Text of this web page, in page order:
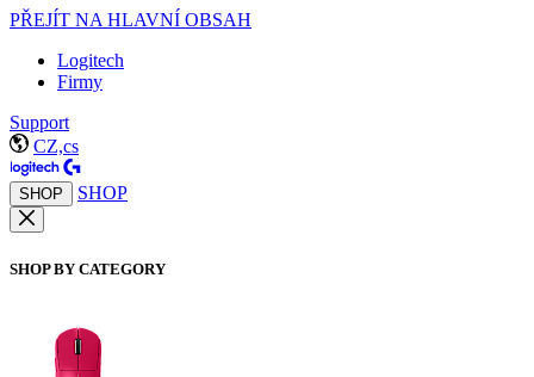
PŘEJÍT NA HLAVNÍ OBSAH
Logitech
Firmy
Support
CZ,cs
SHOP SHOP
SHOP BY CATEGORY